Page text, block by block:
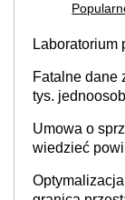
Laboratorium
Fatalne dane
tys.
Umowa o
wiedzieć